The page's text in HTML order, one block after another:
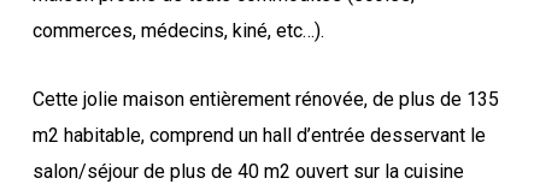
commerces, médecins, kiné, etc…).
Cette jolie maison entièrement rénovée, de plus de 135
m2 habitable, comprend un hall d’entrée desservant le
salon/séjour de plus de 40 m2 ouvert sur la cuisine